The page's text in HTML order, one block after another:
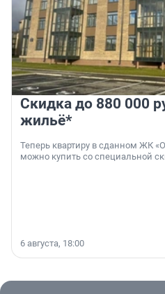
Скидка до 880 000
жильё*
Теперь квартиру в сданном ЖК
можно купить со специальной
6 августа, 18:00